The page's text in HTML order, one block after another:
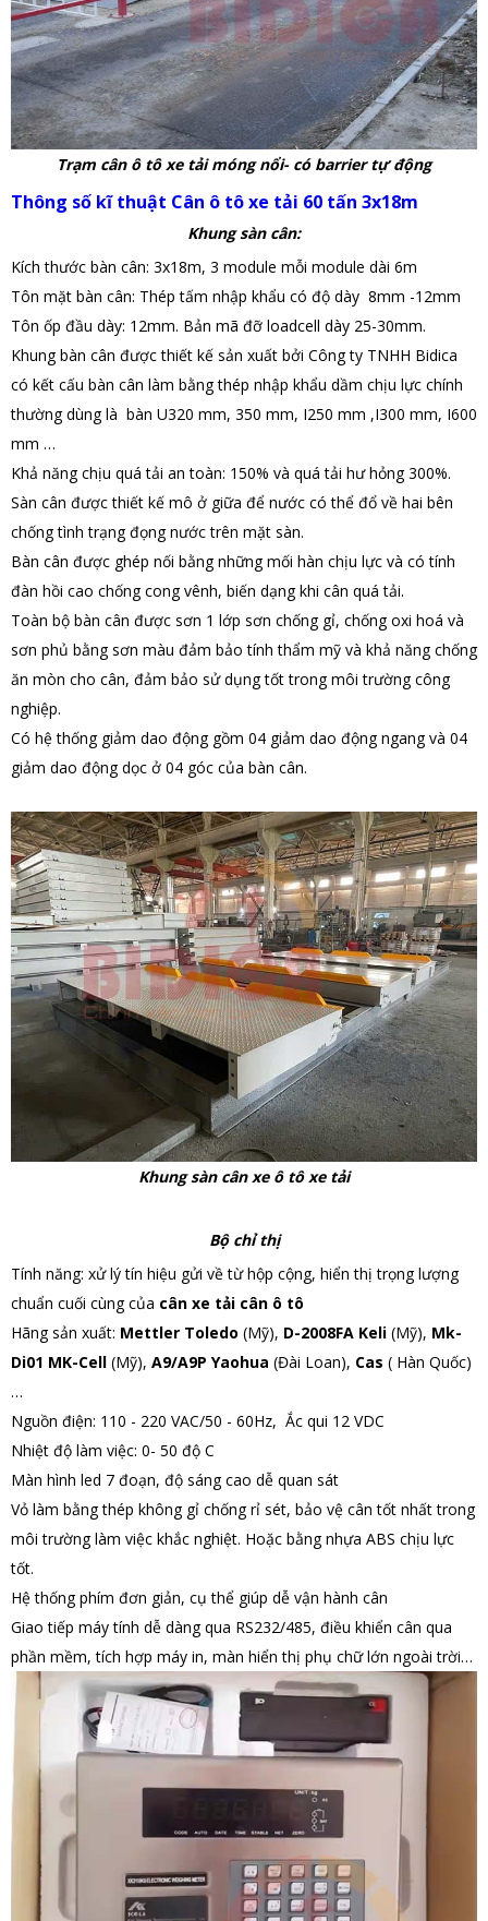
Trạm cân ô tô xe tải móng nổi- có barrier tự động
Thông số kĩ thuật Cân ô tô xe tải 60 tấn 3x18m
Khung sàn cân:
Kích thước bàn cân: 3x18m, 3 module mỗi module dài 6m
Tôn mặt bàn cân: Thép tấm nhập khẩu có độ dày 8mm -12mm
Tôn ốp đầu dày: 12mm. Bản mã đỡ loadcell dày 25-30mm.
Khung bàn cân được thiết kế sản xuất bởi Công ty TNHH Bidica
có kết cấu bàn cân làm bằng thép nhập khẩu dầm chịu lực chính
thường dùng là bàn U320 mm, 350 mm, I250 mm ,I300 mm, I600
mm …
Khả năng chịu quá tải an toàn: 150% và quá tải hư hỏng 300%.
Sàn cân được thiết kế mô ở giữa để nước có thể đổ về hai bên
chống tình trạng đọng nước trên mặt sàn.
Bàn cân được ghép nối bằng những mối hàn chịu lực và có tính
đàn hồi cao chống cong vênh, biến dạng khi cân quá tải.
Toàn bộ bàn cân được sơn 1 lớp sơn chống gỉ, chống oxi hoá và
sơn phủ bằng sơn màu đảm bảo tính thẩm mỹ và khả năng chống
ăn mòn cho cân, đảm bảo sử dụng tốt trong môi trường công
nghiệp.
Có hệ thống giảm dao động gồm 04 giảm dao động ngang và 04
giảm dao động dọc ở 04 góc của bàn cân.
Khung sàn cân xe ô tô xe tải
Bộ chỉ thị
Tính năng: xử lý tín hiệu gửi về từ hộp cộng, hiển thị trọng lượng
chuẩn cuối cùng của cân xe tải cân ô tô
Hãng sản xuất: Mettler Toledo (Mỹ), D-2008FA Keli (Mỹ), Mk-
Di01 MK-Cell (Mỹ), A9/A9P Yaohua (Đài Loan), Cas ( Hàn Quốc)
…
Nguồn điện: 110 - 220 VAC/50 - 60Hz, Ắc qui 12 VDC
Nhiệt độ làm việc: 0- 50 độ C
Màn hình led 7 đoạn, độ sáng cao dễ quan sát
Vỏ làm bằng thép không gỉ chống rỉ sét, bảo vệ cân tốt nhất trong
môi trường làm việc khắc nghiệt. Hoặc bằng nhựa ABS chịu lực
tốt.
Hệ thống phím đơn giản, cụ thể giúp dễ vận hành cân
Giao tiếp máy tính dễ dàng qua RS232/485, điều khiển cân qua
phần mềm, tích hợp máy in, màn hiển thị phụ chữ lớn ngoài trời…